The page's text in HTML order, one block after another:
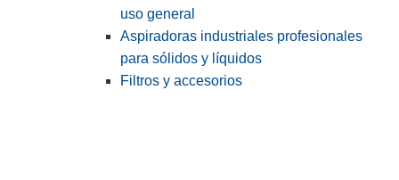
uso general
Aspiradoras industriales profesionales
para sólidos y líquidos
Filtros y accesorios